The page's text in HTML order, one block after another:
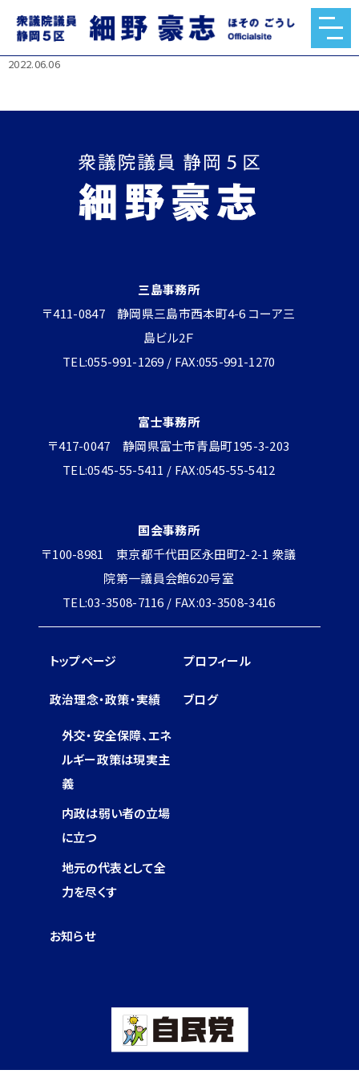
お互いに自民党で再スタート中です#細野豪志 #長島昭久 公
式チャンネルとコラボ #Shorts
2022.06.06
三島事務所
〒411-0847 静岡県三島市西本町4-6 コーア三
島ビル2Ｆ
TEL:055-991-1269 / FAX:055-991-1270
富士事務所
〒417-0047 静岡県富士市青島町195-3-203
TEL:0545-55-5411 / FAX:0545-55-5412
国会事務所
〒100-8981 東京都千代田区永田町2-2-1 衆議
院第一議員会館620号室
TEL:03-3508-7116 / FAX:03-3508-3416
トップページ プロフィール
政治理念・政策・実績
外交・安全保障、エネ
ルギー政策は現実主
義
内政は弱い者の立場
に立つ
地元の代表として全
力を尽くす
ブログ
お知らせ